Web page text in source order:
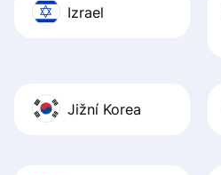
Izrael
Jižní Korea